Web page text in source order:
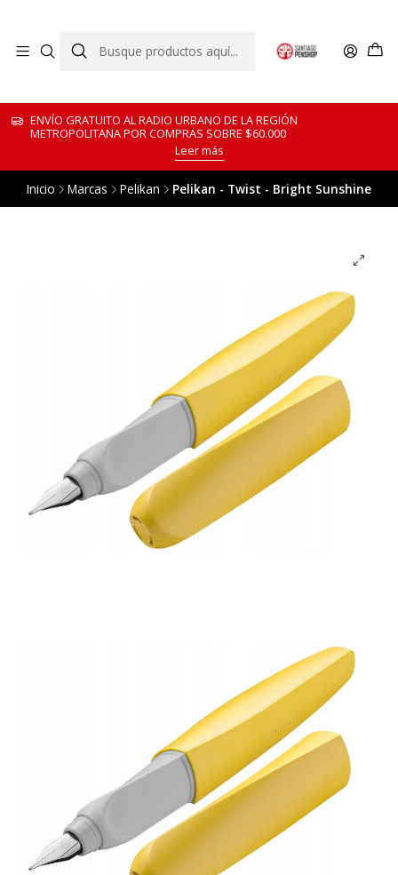
ENVÍO GRATUITO AL RADIO URBANO DE LA REGIÓN
METROPOLITANA POR COMPRAS SOBRE $60.000
Leer más
Inicio Marcas Pelikan Pelikan - Twist - Bright Sunshine